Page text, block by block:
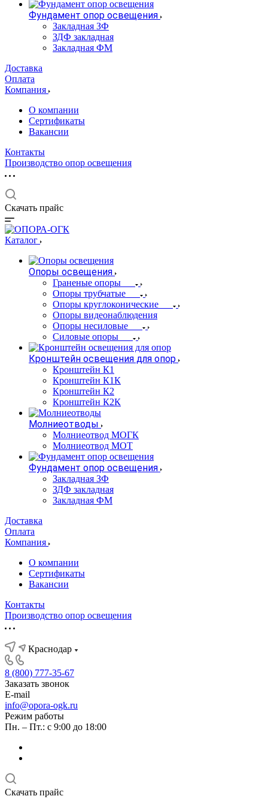
Фундамент опор освещения
Закладная ЗФ
ЗДФ закладная
Закладная ФМ
Доставка
Оплата
Компания
О компании
Сертификаты
Вакансии
Контакты
Производство опор освещения
Скачать прайс
Каталог
Опоры освещения
Граненые опоры
Опоры трубчатые
Опоры круглоконические
Опоры видеонаблюдения
Опоры несиловые
Силовые опоры
Кронштейн освещения для опор
Кронштейн К1
Кронштейн К1К
Кронштейн К2
Кронштейн К2К
Молниеотводы
Молниеотвод МОГК
Молниеотвод МОТ
Фундамент опор освещения
Закладная ЗФ
ЗДФ закладная
Закладная ФМ
Доставка
Оплата
Компания
О компании
Сертификаты
Вакансии
Контакты
Производство опор освещения
Краснодар
8 (800) 777-35-67
Заказать звонок
E-mail
info@opora-ogk.ru
Режим работы
Пн. – Пт.: с 9:00 до 18:00
Скачать прайс